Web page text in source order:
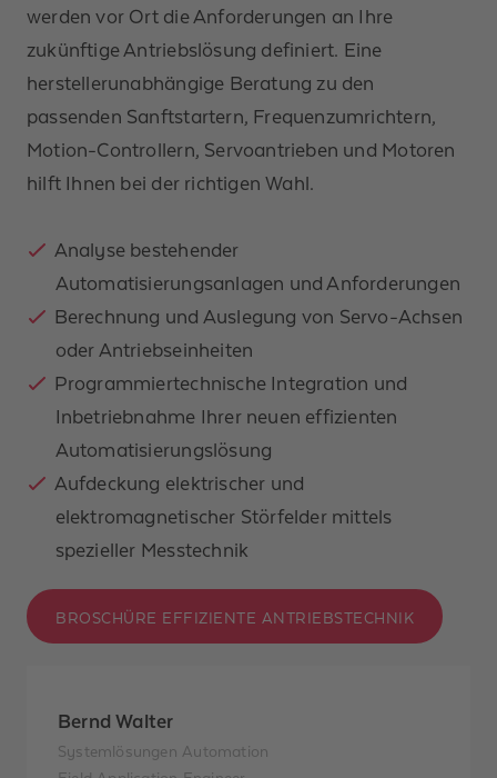
Anrede *
Vorname
Nachname *
Unternehmen
Telefonnummer
werden vor Ort die Anforderungen an Ihre
zukünftige Antriebslösung definiert. Eine
herstellerunabhängige Beratung zu den
passenden Sanftstartern, Frequenzumrichtern,
Motion-Controllern, Servoantrieben und Motoren
hilft Ihnen bei der richtigen Wahl. ​
Analyse bestehender
Automatisierungsanlagen und Anforderungen
Berechnung und Auslegung von Servo-Achsen
oder Antriebseinheiten
Programmiertechnische Integration und
Inbetriebnahme Ihrer neuen effizienten
Automatisierungslösung
Aufdeckung elektrischer und
elektromagnetischer Störfelder mittels
spezieller Messtechnik
BROSCHÜRE EFFIZIENTE ANTRIEBSTECHNIK
Bernd Walter
Systemlösungen Automation